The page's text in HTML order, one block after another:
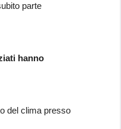
parte
hanno
del clima presso